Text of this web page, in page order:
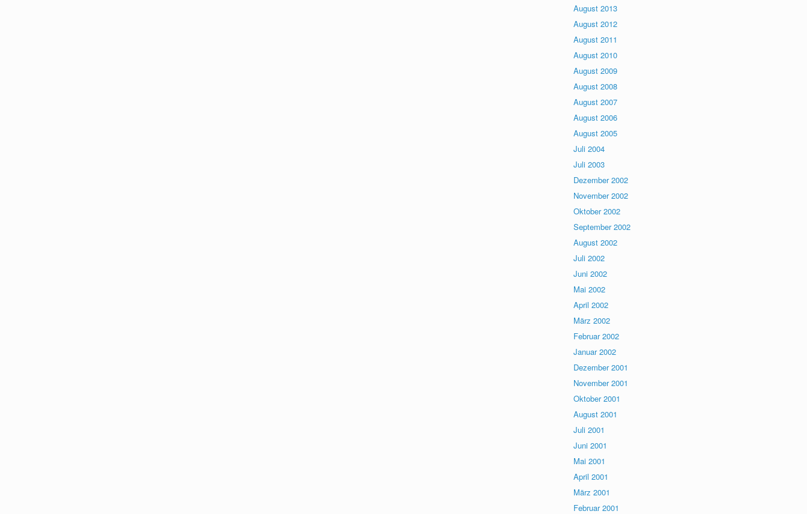
August 2013
August 2012
August 2011
August 2010
August 2009
August 2008
August 2007
August 2006
August 2005
Juli 2004
Juli 2003
Dezember 2002
November 2002
Oktober 2002
September 2002
August 2002
Juli 2002
Juni 2002
Mai 2002
April 2002
März 2002
Februar 2002
Januar 2002
Dezember 2001
November 2001
Oktober 2001
August 2001
Juli 2001
Juni 2001
Mai 2001
April 2001
März 2001
Februar 2001